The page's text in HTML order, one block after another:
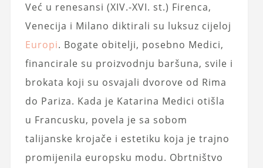
Već u renesansi (XIV.-XVI. st.) Firenca,
Venecija i Milano diktirali su luksuz cijeloj
Europi. Bogate obitelji, posebno Medici,
financirale su proizvodnju baršuna, svile i
brokata koji su osvajali dvorove od Rima
do Pariza. Kada je Katarina Medici otišla
u Francusku, povela je sa sobom
talijanske krojače i estetiku koja je trajno
promijenila europsku modu. Obrtništvo